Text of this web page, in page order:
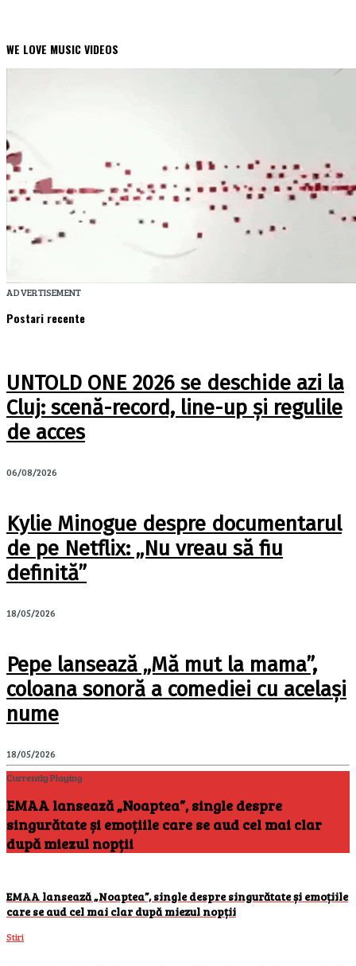
WE LOVE MUSIC VIDEOS
ADVERTISEMENT
Postari recente
UNTOLD ONE 2026 se deschide azi la
Cluj: scenă-record, line-up și regulile
de acces
06/08/2026
Kylie Minogue despre documentarul
de pe Netflix: „Nu vreau să fiu
definită”
18/05/2026
Pepe lansează „Mă mut la mama”,
coloana sonoră a comediei cu același
nume
18/05/2026
Currently Playing
EMAA lansează „Noaptea”, single despre
singurătate și emoțiile care se aud cel mai clar
după miezul nopții
EMAA lansează „Noaptea”, single despre singurătate și emoțiile
care se aud cel mai clar după miezul nopții
Stiri